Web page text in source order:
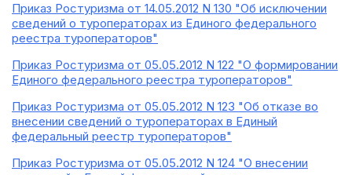
Приказ Ростуризма от 14.05.2012 N 130 "Об исключении
сведений о туроператорах из Единого федерального
реестра туроператоров"
Приказ Ростуризма от 05.05.2012 N 122 "О формировании
Единого федерального реестра туроператоров"
Приказ Ростуризма от 05.05.2012 N 123 "Об отказе во
внесении сведений о туроператорах в Единый
федеральный реестр туроператоров"
Приказ Ростуризма от 05.05.2012 N 124 "О внесении